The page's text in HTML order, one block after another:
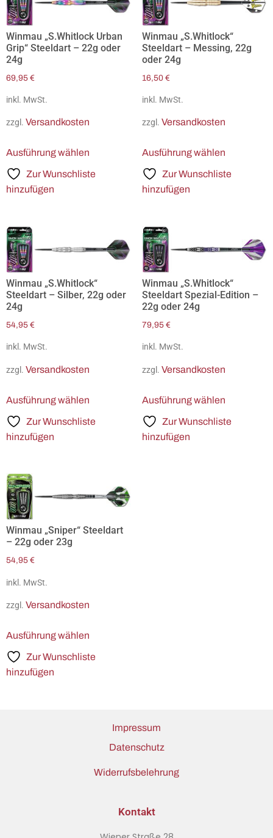
Winmau „S.Whitlock Urban
Grip“ Steeldart – 22g oder
24g
69,95 €
inkl. MwSt.
zzgl. Versandkosten
Ausführung wählen
Zur Wunschliste
hinzufügen
Winmau „S.Whitlock“
Steeldart – Messing, 22g
oder 24g
16,50 €
inkl. MwSt.
zzgl. Versandkosten
Ausführung wählen
Zur Wunschliste
hinzufügen
Winmau „S.Whitlock“
Steeldart – Silber, 22g oder
24g
54,95 €
inkl. MwSt.
zzgl. Versandkosten
Ausführung wählen
Zur Wunschliste
hinzufügen
Winmau „S.Whitlock“
Steeldart Spezial-Edition –
22g oder 24g
79,95 €
inkl. MwSt.
zzgl. Versandkosten
Ausführung wählen
Zur Wunschliste
hinzufügen
Winmau „Sniper“ Steeldart
– 22g oder 23g
54,95 €
inkl. MwSt.
zzgl. Versandkosten
Ausführung wählen
Zur Wunschliste
hinzufügen
Impressum
Datenschutz
Widerrufsbelehrung
Kontakt